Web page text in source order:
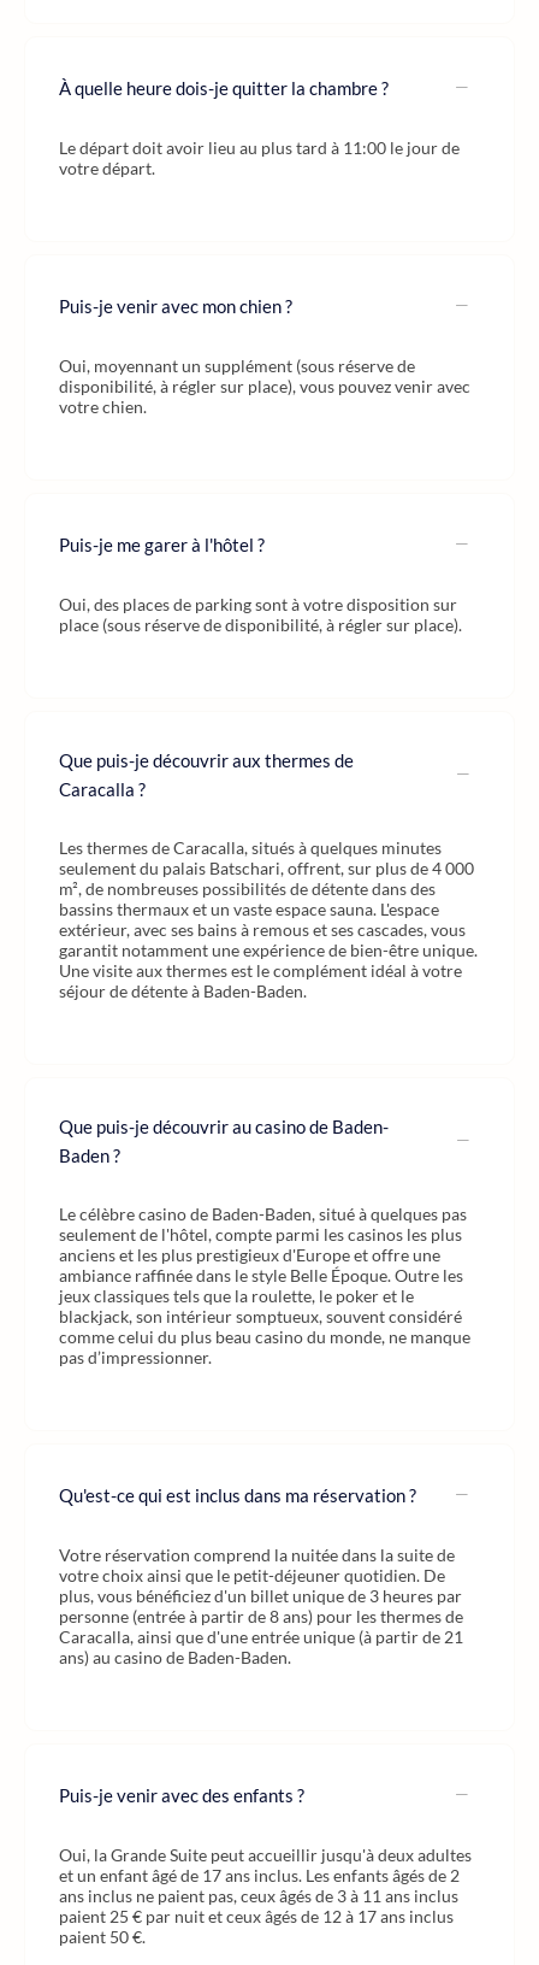
À quelle heure dois-je quitter la chambre ?
Le départ doit avoir lieu au plus tard à 11:00 le jour de
votre départ.
Puis-je venir avec mon chien ?
Oui, moyennant un supplément (sous réserve de
disponibilité, à régler sur place), vous pouvez venir avec
votre chien.
Puis-je me garer à l'hôtel ?
Oui, des places de parking sont à votre disposition sur
place (sous réserve de disponibilité, à régler sur place).
Que puis-je découvrir aux thermes de
Caracalla ?
Les thermes de Caracalla, situés à quelques minutes
seulement du palais Batschari, offrent, sur plus de 4 000
m², de nombreuses possibilités de détente dans des
bassins thermaux et un vaste espace sauna. L'espace
extérieur, avec ses bains à remous et ses cascades, vous
garantit notamment une expérience de bien-être unique.
Une visite aux thermes est le complément idéal à votre
séjour de détente à Baden-Baden.
Que puis-je découvrir au casino de Baden-
Baden ?
Le célèbre casino de Baden-Baden, situé à quelques pas
seulement de l'hôtel, compte parmi les casinos les plus
anciens et les plus prestigieux d'Europe et offre une
ambiance raffinée dans le style Belle Époque. Outre les
jeux classiques tels que la roulette, le poker et le
blackjack, son intérieur somptueux, souvent considéré
comme celui du plus beau casino du monde, ne manque
pas d’impressionner.
Qu'est-ce qui est inclus dans ma réservation ?
Votre réservation comprend la nuitée dans la suite de
votre choix ainsi que le petit-déjeuner quotidien. De
plus, vous bénéficiez d'un billet unique de 3 heures par
personne (entrée à partir de 8 ans) pour les thermes de
Caracalla, ainsi que d'une entrée unique (à partir de 21
ans) au casino de Baden-Baden.
Puis-je venir avec des enfants ?
Oui, la Grande Suite peut accueillir jusqu'à deux adultes
et un enfant âgé de 17 ans inclus. Les enfants âgés de 2
ans inclus ne paient pas, ceux âgés de 3 à 11 ans inclus
paient 25 € par nuit et ceux âgés de 12 à 17 ans inclus
paient 50 €.